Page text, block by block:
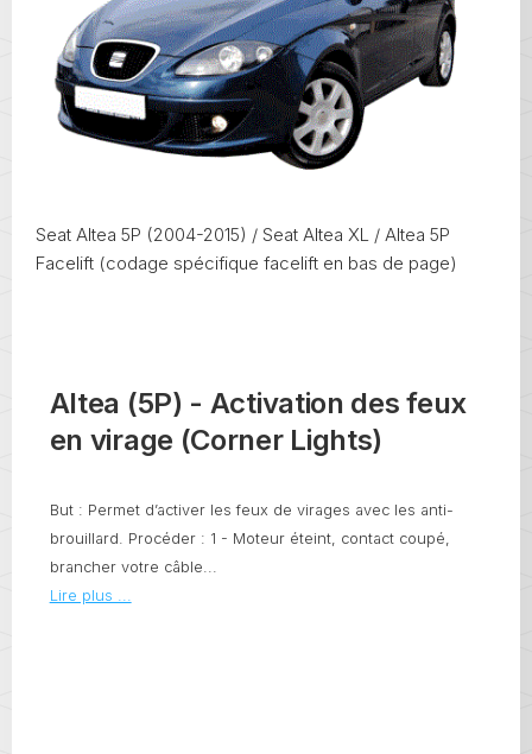
Seat Altea 5P (2004-2015) / Seat Altea XL / Altea 5P
Facelift (codage spécifique facelift en bas de page)
Altea (5P) - Activation des feux
en virage (Corner Lights)
But : Permet d’activer les feux de virages avec les anti-
brouillard. Procéder : 1 - Moteur éteint, contact coupé,
brancher votre câble...
Lire plus ...